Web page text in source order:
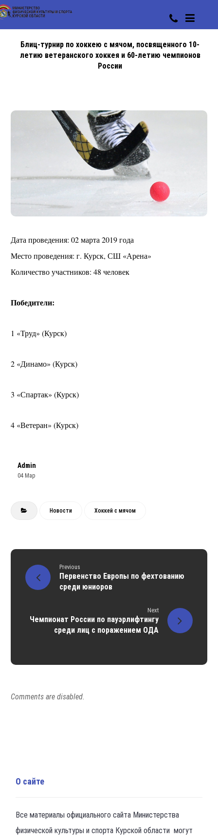
Блиц-турнир по хоккею с мячом, посвященного 10-
летию ветеранского хоккея и 60-летию чемпионов
России
Дата проведения: 02 марта 2019 года
Место проведения: г. Курск, СШ «Арена»
Количество участников: 48 человек
Победители:
1 «Труд» (Курск)
2 «Динамо» (Курск)
3 «Спартак» (Курск)
4 «Ветеран» (Курск)
Admin
04 Мар
Новости Хоккей с мячом
Previous
Первенство Европы по фехтованию
среди юниоров
Next
Чемпионат России по пауэрлифтингу
среди лиц с поражением ОДА
Comments are disabled.
О сайте
Все материалы официального сайта Министерства
физической культуры и спорта Курской области могут